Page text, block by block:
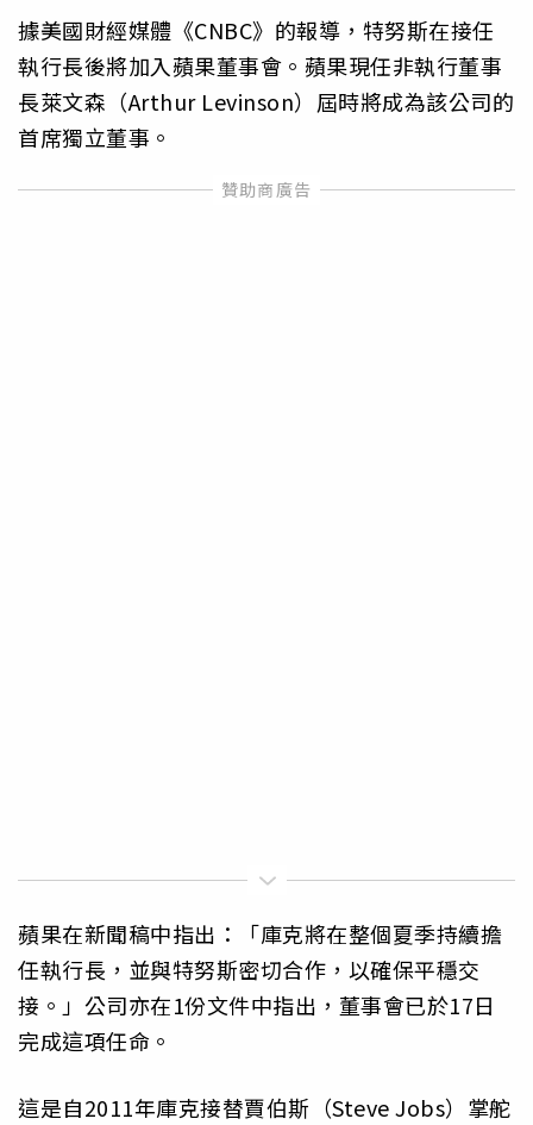
據美國財經媒體《CNBC》的報導，特努斯在接任
執行長後將加入蘋果董事會。蘋果現任非執行董事
長萊文森（Arthur Levinson）屆時將成為該公司的
首席獨立董事。
蘋果在新聞稿中指出：「庫克將在整個夏季持續擔
任執行長，並與特努斯密切合作，以確保平穩交
接。」公司亦在1份文件中指出，董事會已於17日
完成這項任命。
這是自2011年庫克接替賈伯斯（Steve Jobs）掌舵